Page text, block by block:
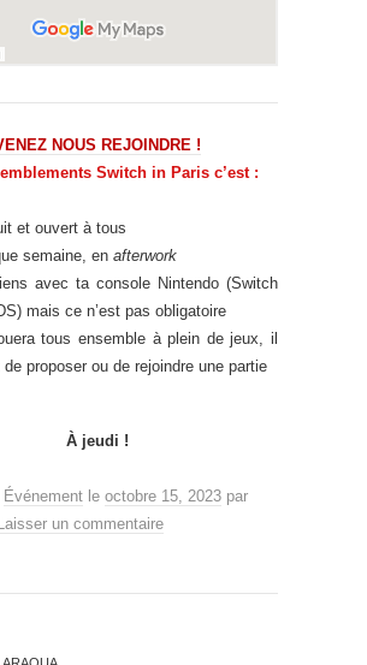
NOUS REJOINDRE !
Switch in Paris c’est :
et ouvert à tous
semaine, en afterwork
avec ta console Nintendo (Switch
mais ce n’est pas obligatoire
tous ensemble à plein de jeux, il
proposer ou de rejoindre une partie
À jeudi !
Événement le octobre 15, 2023 par
un commentaire
ARAQUA